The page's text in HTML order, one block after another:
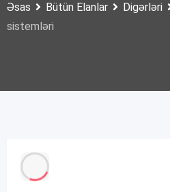
Əsas Bütün Elanlar Digərləri
sistemləri